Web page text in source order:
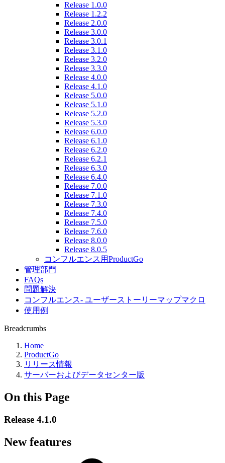
Release 1.0.0
Release 1.2.2
Release 2.0.0
Release 3.0.0
Release 3.0.1
Release 3.1.0
Release 3.2.0
Release 3.3.0
Release 4.0.0
Release 4.1.0
Release 5.0.0
Release 5.1.0
Release 5.2.0
Release 5.3.0
Release 6.0.0
Release 6.1.0
Release 6.2.0
Release 6.2.1
Release 6.3.0
Release 6.4.0
Release 7.0.0
Release 7.1.0
Release 7.3.0
Release 7.4.0
Release 7.5.0
Release 7.6.0
Release 8.0.0
Release 8.0.5
コンフルエンス用ProductGo
管理部門
FAQs
問題解決
コンフルエンス- ユーザーストーリーマップマクロ
使用例
Breadcrumbs
Home
ProductGo
リリース情報
サーバーおよびデータセンター版
On this Page
Release 4.1.0
New features